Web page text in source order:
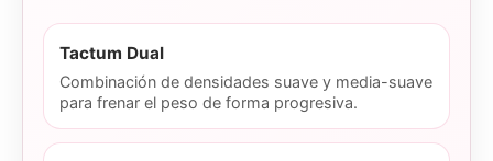
Tactum Dual
Combinación de densidades suave y media-suave
para frenar el peso de forma progresiva.